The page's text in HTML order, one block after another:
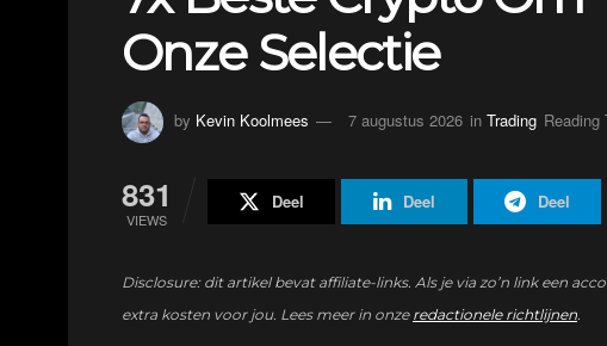
Onze Selectie
by Kevin Koolmees 7 augustus 2026 in Trading
831
VIEWS
Deel Deel Deel
Disclosure: dit artikel bevat affiliate-links. Als je via zo’n link een
extra kosten voor jou. Lees meer in onze redactionele richtlijnen.